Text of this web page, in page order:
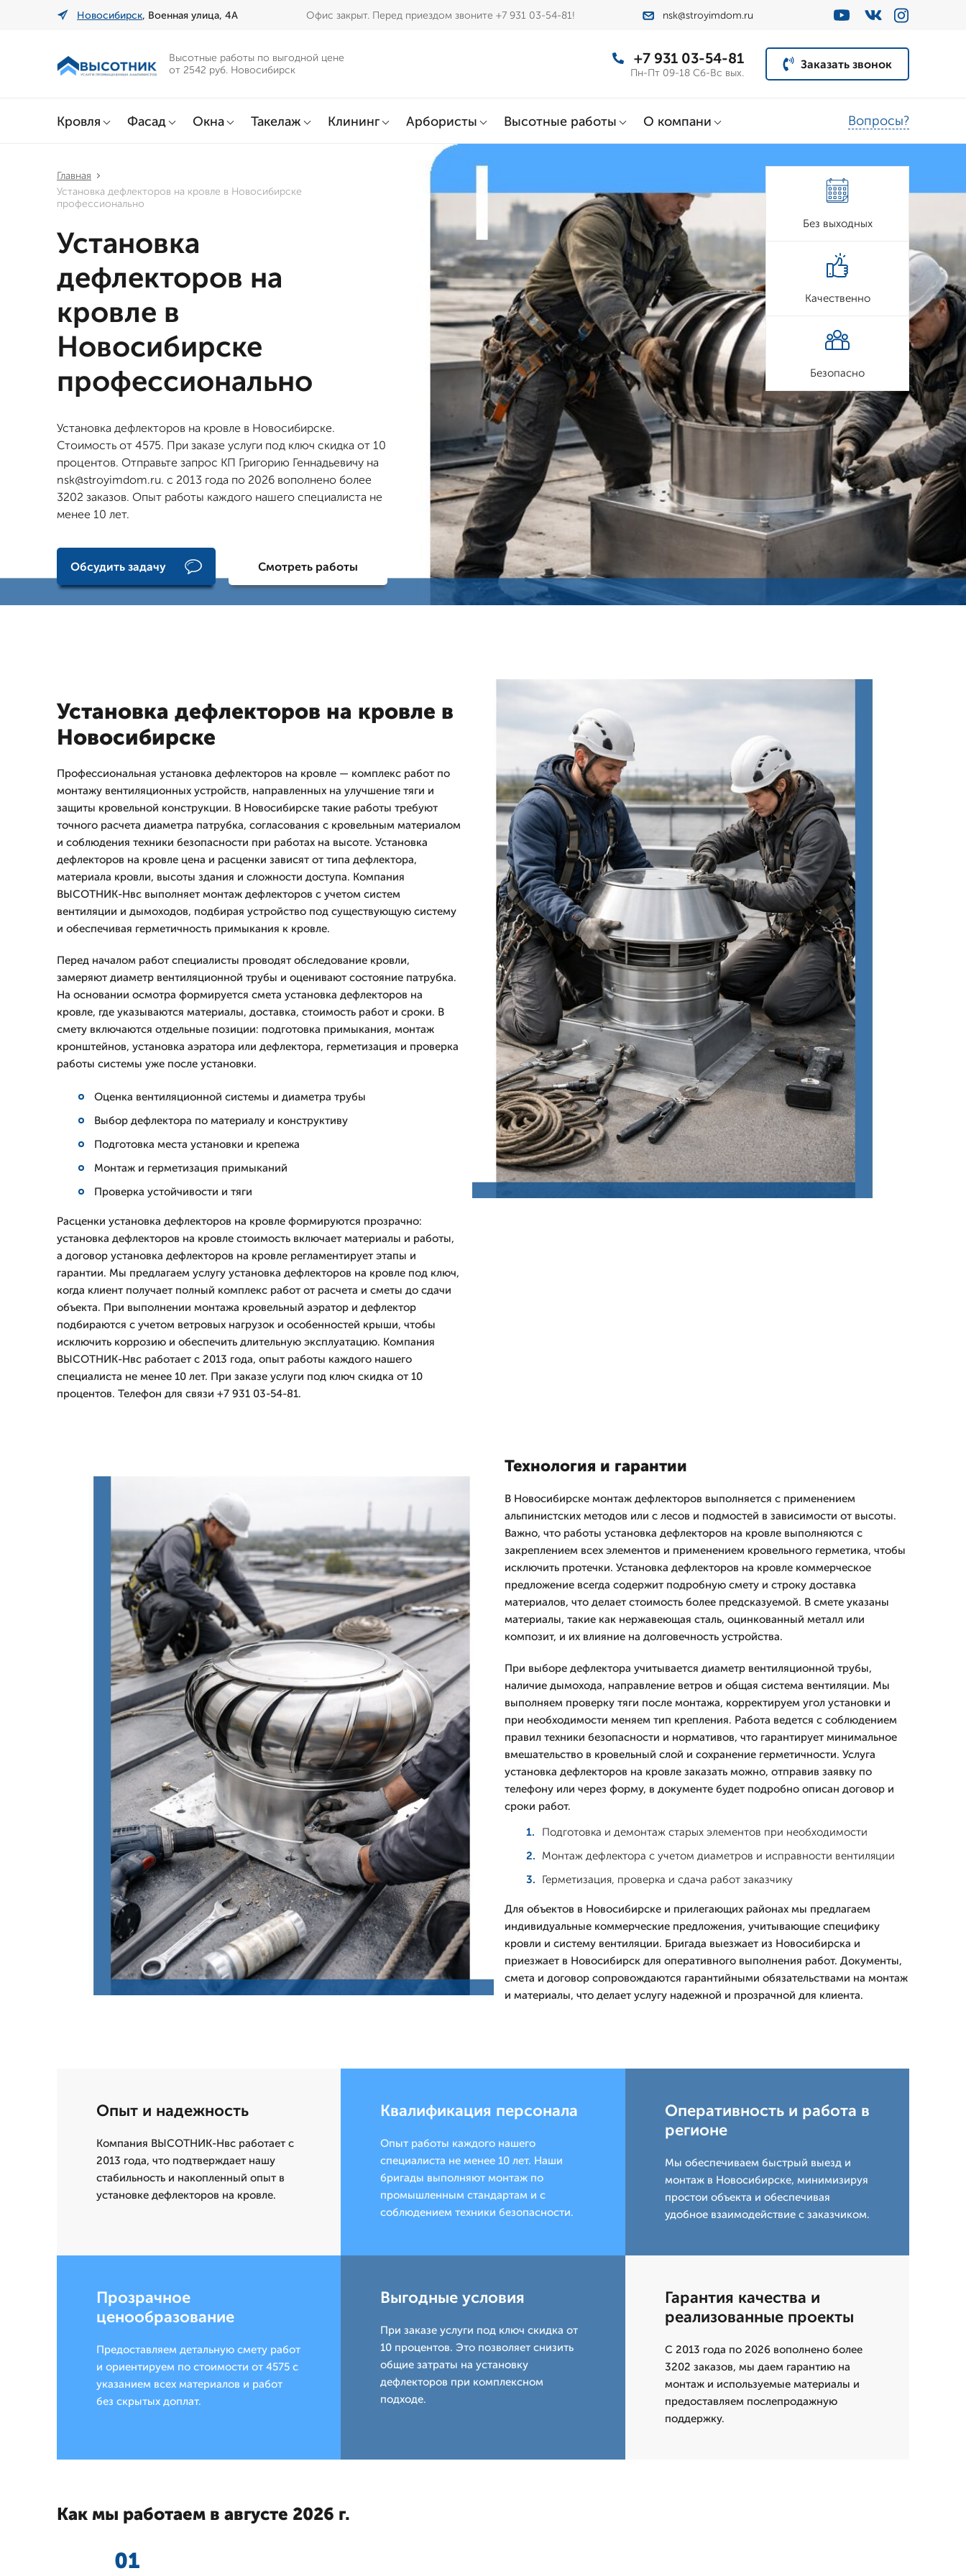
Новосибирск, Военная улица, 4А Офис закрыт. Перед приездом звоните +7 931 03-54-81! nsk@stroyimdom.ru
Высотные работы по выгодной цене
от 2542 руб. Новосибирск
+7 931 03-54-81
Пн-Пт 09-18 Сб-Вс вых.
Заказать звонок
Кровля Фасад Окна Такелаж Клининг Арбористы Высотные работы О компани Вопросы?
Главная
Установка дефлекторов на кровле в Новосибирске
профессионально
Установка
дефлекторов на
кровле в
Новосибирске
профессионально
Установка дефлекторов на кровле в Новосибирске.
Стоимость от 4575. При заказе услуги под ключ скидка от 10
процентов. Отправьте запрос КП Григорию Геннадьевичу на
nsk@stroyimdom.ru. с 2013 года по 2026 вополнено более
3202 заказов. Опыт работы каждого нашего специалиста не
менее 10 лет.
Обсудить задачу Смотреть работы
Без выходных
Качественно
Безопасно
Установка дефлекторов на кровле в
Новосибирске
Профессиональная установка дефлекторов на кровле — комплекс работ по
монтажу вентиляционных устройств, направленных на улучшение тяги и
защиты кровельной конструкции. В Новосибирске такие работы требуют
точного расчета диаметра патрубка, согласования с кровельным материалом
и соблюдения техники безопасности при работах на высоте. Установка
дефлекторов на кровле цена и расценки зависят от типа дефлектора,
материала кровли, высоты здания и сложности доступа. Компания
ВЫСОТНИК-Нвс выполняет монтаж дефлекторов с учетом систем
вентиляции и дымоходов, подбирая устройство под существующую систему
и обеспечивая герметичность примыкания к кровле.
Перед началом работ специалисты проводят обследование кровли,
замеряют диаметр вентиляционной трубы и оценивают состояние патрубка.
На основании осмотра формируется смета установка дефлекторов на
кровле, где указываются материалы, доставка, стоимость работ и сроки. В
смету включаются отдельные позиции: подготовка примыкания, монтаж
кронштейнов, установка аэратора или дефлектора, герметизация и проверка
работы системы уже после установки.
Оценка вентиляционной системы и диаметра трубы
Выбор дефлектора по материалу и конструктиву
Подготовка места установки и крепежа
Монтаж и герметизация примыканий
Проверка устойчивости и тяги
Расценки установка дефлекторов на кровле формируются прозрачно:
установка дефлекторов на кровле стоимость включает материалы и работы,
а договор установка дефлекторов на кровле регламентирует этапы и
гарантии. Мы предлагаем услугу установка дефлекторов на кровле под ключ,
когда клиент получает полный комплекс работ от расчета и сметы до сдачи
объекта. При выполнении монтажа кровельный аэратор и дефлектор
подбираются с учетом ветровых нагрузок и особенностей крыши, чтобы
исключить коррозию и обеспечить длительную эксплуатацию. Компания
ВЫСОТНИК-Нвс работает с 2013 года, опыт работы каждого нашего
специалиста не менее 10 лет. При заказе услуги под ключ скидка от 10
процентов. Телефон для связи +7 931 03-54-81.
Технология и гарантии
В Новосибирске монтаж дефлекторов выполняется с применением
альпинистских методов или с лесов и подмостей в зависимости от высоты.
Важно, что работы установка дефлекторов на кровле выполняются с
закреплением всех элементов и применением кровельного герметика, чтобы
исключить протечки. Установка дефлекторов на кровле коммерческое
предложение всегда содержит подробную смету и строку доставка
материалов, что делает стоимость более предсказуемой. В смете указаны
материалы, такие как нержавеющая сталь, оцинкованный металл или
композит, и их влияние на долговечность устройства.
При выборе дефлектора учитывается диаметр вентиляционной трубы,
наличие дымохода, направление ветров и общая система вентиляции. Мы
выполняем проверку тяги после монтажа, корректируем угол установки и
при необходимости меняем тип крепления. Работа ведется с соблюдением
правил техники безопасности и нормативов, что гарантирует минимальное
вмешательство в кровельный слой и сохранение герметичности. Услуга
установка дефлекторов на кровле заказать можно, отправив заявку по
телефону или через форму, в документе будет подробно описан договор и
сроки работ.
Подготовка и демонтаж старых элементов при необходимости
Монтаж дефлектора с учетом диаметров и исправности вентиляции
Герметизация, проверка и сдача работ заказчику
Для объектов в Новосибирске и прилегающих районах мы предлагаем
индивидуальные коммерческие предложения, учитывающие специфику
кровли и систему вентиляции. Бригада выезжает из Новосибирска и
приезжает в Новосибирск для оперативного выполнения работ. Документы,
смета и договор сопровождаются гарантийными обязательствами на монтаж
и материалы, что делает услугу надежной и прозрачной для клиента.
Опыт и надежность
Компания ВЫСОТНИК-Нвс работает с
2013 года, что подтверждает нашу
стабильность и накопленный опыт в
установке дефлекторов на кровле.
Квалификация персонала
Опыт работы каждого нашего
специалиста не менее 10 лет. Наши
бригады выполняют монтаж по
промышленным стандартам и с
соблюдением техники безопасности.
Оперативность и работа в
регионе
Мы обеспечиваем быстрый выезд и
монтаж в Новосибирске, минимизируя
простои объекта и обеспечивая
удобное взаимодействие с заказчиком.
Прозрачное
ценообразование
Предоставляем детальную смету работ
и ориентируем по стоимости от 4575 с
указанием всех материалов и работ
без скрытых доплат.
Выгодные условия
При заказе услуги под ключ скидка от
10 процентов. Это позволяет снизить
общие затраты на установку
дефлекторов при комплексном
подходе.
Гарантия качества и
реализованные проекты
С 2013 года по 2026 вополнено более
3202 заказов, мы даем гарантию на
монтаж и используемые материалы и
предоставляем послепродажную
поддержку.
Как мы работаем в августе 2026 г.
01